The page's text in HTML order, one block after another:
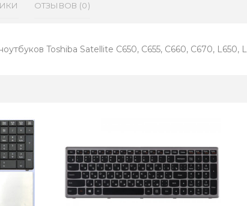
ОТЗЫВОВ (0)
Toshiba Satellite C650, C655, C660, C670, L650,